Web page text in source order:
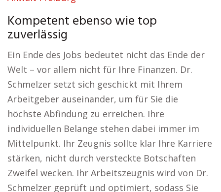
Kompetent ebenso wie top
zuverlässig
Ein Ende des Jobs bedeutet nicht das Ende der
Welt – vor allem nicht für Ihre Finanzen. Dr.
Schmelzer setzt sich geschickt mit Ihrem
Arbeitgeber auseinander, um für Sie die
höchste Abfindung zu erreichen. Ihre
individuellen Belange stehen dabei immer im
Mittelpunkt. Ihr Zeugnis sollte klar Ihre Karriere
stärken, nicht durch versteckte Botschaften
Zweifel wecken. Ihr Arbeitszeugnis wird von Dr.
Schmelzer geprüft und optimiert, sodass Sie